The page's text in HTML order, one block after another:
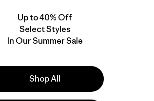
Up to 40% Off
Select Styles
In Our Summer Sale
Shop All